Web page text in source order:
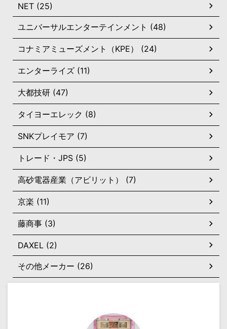
NET (25)
ユニバーサルエンターテインメント (48)
コナミアミューズメント（KPE） (24)
エンターライズ (11)
大都技研 (47)
タイヨーエレック (8)
SNKプレイモア (7)
トレード・JPS (5)
高砂電器産業（アビリット） (7)
京楽 (11)
藤商事 (3)
DAXEL (2)
その他メーカー (26)